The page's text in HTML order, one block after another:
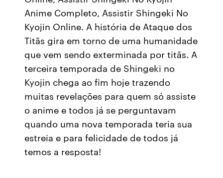
Anime Completo, Assistir Shingeki No
Kyojin Online. A história de Ataque dos
Titãs gira em torno de uma humanidade
que vem sendo exterminada por titãs. A
terceira temporada de Shingeki no
Kyojin chega ao fim hoje trazendo
muitas revelações para quem só assiste
o anime e todos já se perguntavam
quando uma nova temporada teria sua
estreia e para felicidade de todos já
temos a resposta!